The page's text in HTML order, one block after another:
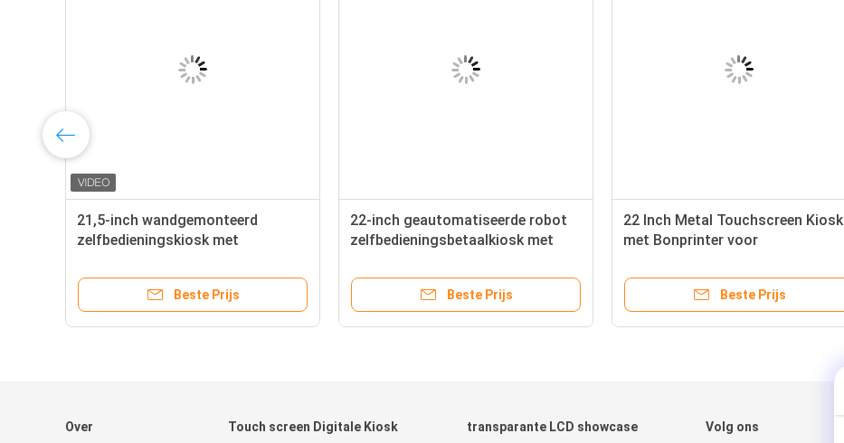
21,5-inch wandgemonteerd
zelfbedieningskiosk met
voor inchecken en verkoop
Beste Prijs
22-inch geautomatiseerde robot
zelfbedieningsbetaalkiosk met
compatibel touchscreen voor
tankstations
Beste Prijs
22 Inch Metal Touchscreen Kiosk
met Bonprinter voor
Beste Prijs
Over Touch screen Digitale Kiosk transparante LCD showcase Volg ons